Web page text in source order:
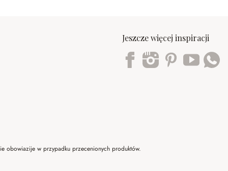
Jeszcze więcej inspiracji
obowiazije w przypadku przecenionych produktów.